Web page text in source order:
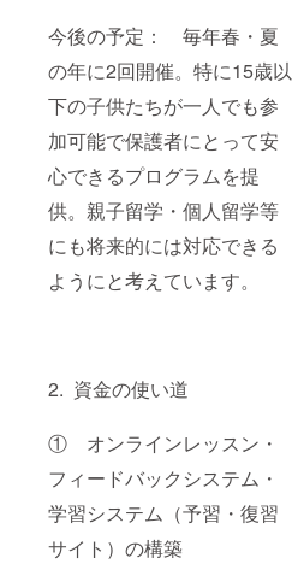
今後の予定： 毎年春・夏
の年に2回開催。特に15歳以
下の子供たちが一人でも参
加可能で保護者にとって安
心できるプログラムを提
供。親子留学・個人留学等
にも将来的には対応できる
ようにと考えています。
2. 資金の使い道
① オンラインレッスン・
フィードバックシステム・
学習システム（予習・復習
サイト）の構築